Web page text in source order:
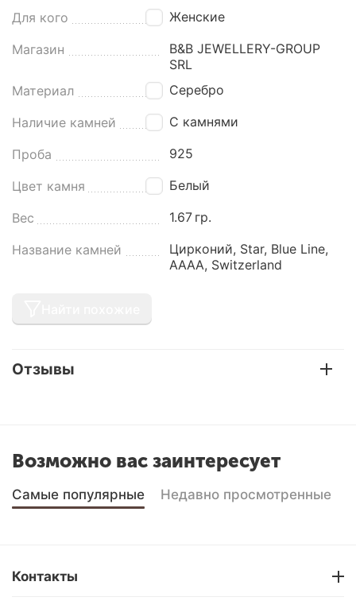
Для кого Женские
Магазин
B&B JEWELLERY-GROUP
SRL
Материал
Серебро
Наличие камней С камнями
Проба 925
Цвет камня Белый
Вес 1.67 гр.
Название камней
Цирконий, Star, Blue Line,
AAAA, Switzerland
Отзывы
Возможно вас заинтересует
Самые популярные Недавно просмотренные
Контакты